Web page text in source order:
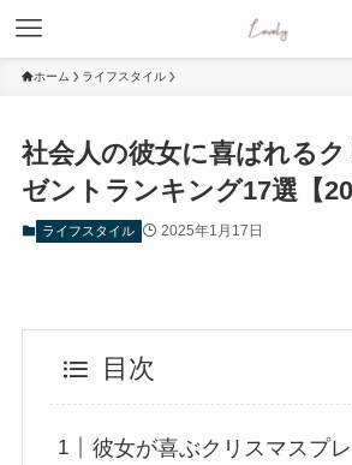
ホーム ライフスタイル
社会人の彼女に喜ばれる
ゼントランキング17選【
ライフスタイル 2025年1月17日
目次
彼女が喜ぶクリスマスプ